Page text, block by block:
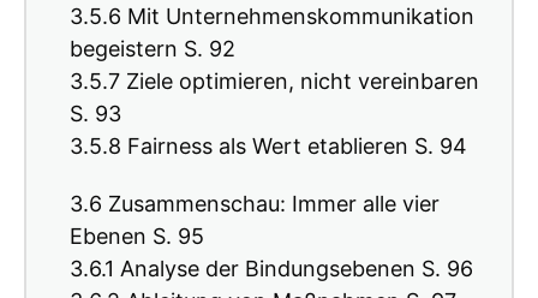
3.5.6 Mit Unternehmenskommunikation
begeistern S. 92
3.5.7 Ziele optimieren, nicht vereinbaren
S. 93
3.5.8 Fairness als Wert etablieren S. 94
3.6 Zusammenschau: Immer alle vier
Ebenen S. 95
3.6.1 Analyse der Bindungsebenen S. 96